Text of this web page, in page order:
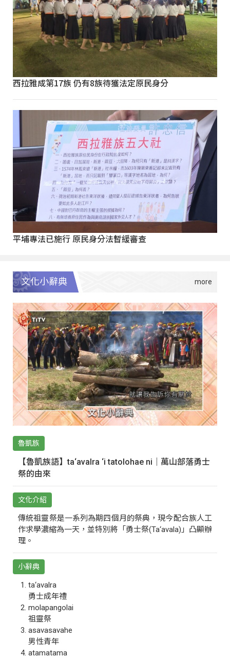
西拉雅成第17族 仍有8族待獲法定原民身分
平埔專法已施行 原民身分法暫緩審查
文化小辭典
魯凱族
【魯凱族語】ta‘avalra ‘i tatolohae ni｜萬山部落勇士
祭的由來
文化介紹
傳統祖靈祭是一系列為期四個月的祭典，現今配合族人工
作求學濃縮為一天，並特別將「勇士祭(Ta‘avala)」凸顯辦
理。
小辭典
ta‘avalra
勇士成年禮
molapangolai
祖靈祭
asavasavahe
男性青年
atamatama